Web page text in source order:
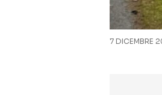
7 DICEMBRE